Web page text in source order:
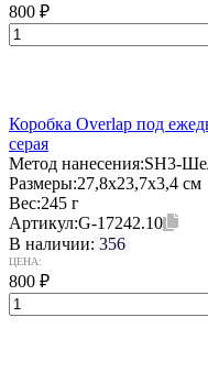
800 ₽
Коробка Overlap под
серая
Метод нанесения:SH3-
Размеры:27,8х23,7х3,4 см
Вес:245 г
Артикул:G-17242.10
В наличии: 356
ЦЕНА:
800 ₽